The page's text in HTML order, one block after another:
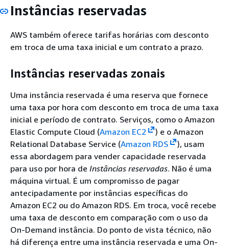
Instâncias reservadas
AWS também oferece tarifas horárias com desconto
em troca de uma taxa inicial e um contrato a prazo.
Instâncias reservadas zonais
Uma instância reservada é uma reserva que fornece
uma taxa por hora com desconto em troca de uma taxa
inicial e período de contrato. Serviços, como o Amazon
Elastic Compute Cloud (Amazon EC2
) e o Amazon
Relational Database Service (Amazon RDS
), usam
essa abordagem para vender capacidade reservada
para uso por hora de Instâncias reservadas. Não é uma
máquina virtual. É um compromisso de pagar
antecipadamente por instâncias específicas do
Amazon EC2 ou do Amazon RDS. Em troca, você recebe
uma taxa de desconto em comparação com o uso da
On-Demand instância. Do ponto de vista técnico, não
há diferença entre uma instância reservada e uma On-